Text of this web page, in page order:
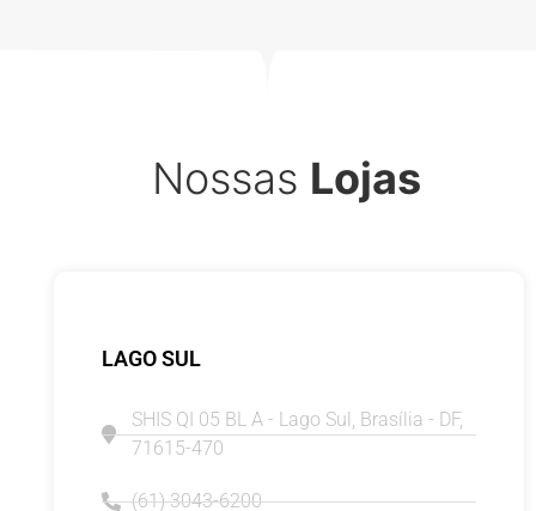
Nossas Lojas
LAGO SUL
SHIS QI 05 BL A - Lago Sul, Brasília - DF,
71615-470
(61) 3043-6200